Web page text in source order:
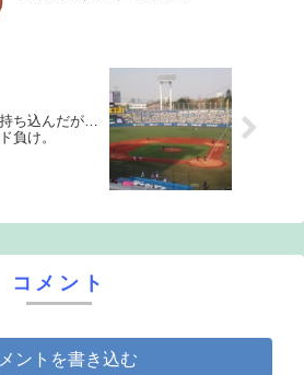
ち込んだが…
負け。
コメント
ントを書き込む